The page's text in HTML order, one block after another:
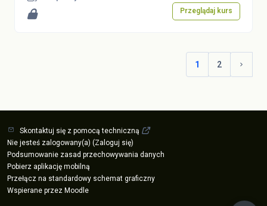
Przeglądaj kurs
1
(aktualne)
2
Skontaktuj się z pomocą techniczną
Nie jesteś zalogowany(a) (Zaloguj się)
Podsumowanie zasad przechowywania danych
Pobierz aplikację mobilną
Przełącz na standardowy schemat graficzny
Wspierane przez Moodle